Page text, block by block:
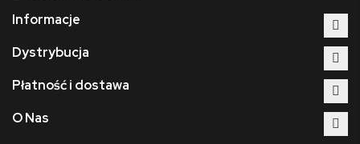
Informacje
Dystrybucja
Płatność i dostawa
O Nas